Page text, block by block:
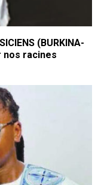
(BURKINA-
nos racines